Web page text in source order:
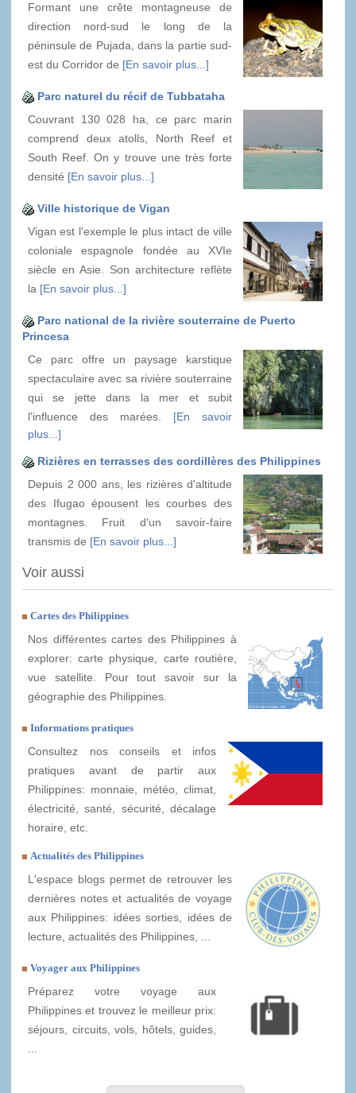
Formant une crête montagneuse de
direction nord-sud le long de la
péninsule de Pujada, dans la partie sud-
est du Corridor de [En savoir plus...]
Parc naturel du récif de Tubbataha
Couvrant 130 028 ha, ce parc marin
comprend deux atolls, North Reef et
South Reef. On y trouve une très forte
densité [En savoir plus...]
Ville historique de Vigan
Vigan est l'exemple le plus intact de ville
coloniale espagnole fondée au XVIe
siècle en Asie. Son architecture reflète
la [En savoir plus...]
Parc national de la rivière souterraine de Puerto
Princesa
Ce parc offre un paysage karstique
spectaculaire avec sa rivière souterraine
qui se jette dans la mer et subit
l'influence des marées. [En savoir
plus...]
Rizières en terrasses des cordillères des Philippines
Depuis 2 000 ans, les rizières d'altitude
des Ifugao épousent les courbes des
montagnes. Fruit d'un savoir-faire
transmis de [En savoir plus...]
Voir aussi
Cartes des Philippines
Nos différentes cartes des Philippines à
explorer: carte physique, carte routière,
vue satellite. Pour tout savoir sur la
géographie des Philippines.
Informations pratiques
Consultez nos conseils et infos
pratiques avant de partir aux
Philippines: monnaie, météo, climat,
électricité, santé, sécurité, décalage
horaire, etc.
Actualités des Philippines
L'espace blogs permet de retrouver les
dernières notes et actualités de voyage
aux Philippines: idées sorties, idées de
lecture, actualités des Philippines, ...
Voyager aux Philippines
Préparez votre voyage aux
Philippines et trouvez le meilleur prix:
séjours, circuits, vols, hôtels, guides,
...